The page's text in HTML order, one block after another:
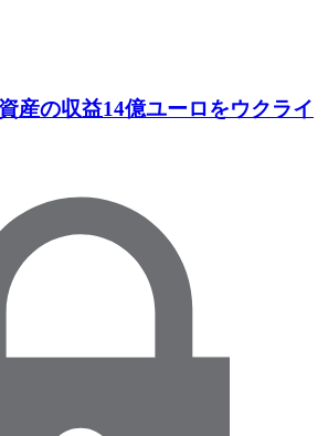
の収益14億ユーロをウクライ